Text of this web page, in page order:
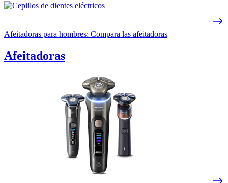
Afeitadoras para hombres: Compara las afeitadoras
Afeitadoras